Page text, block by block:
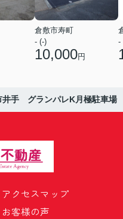
倉敷市寿町
- (-)
10,000円
-
井手 グランパレK月極駐車場
アクセスマップ
お客様の声